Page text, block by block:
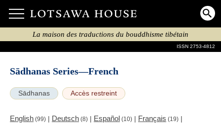
La maison des traductions du bouddhisme tibétain
ISSN 2753-4812
Sādhanas Series—French
Sādhanas Accès restreint
English (99) | Deutsch (8) | Español (10) | Français (19) |